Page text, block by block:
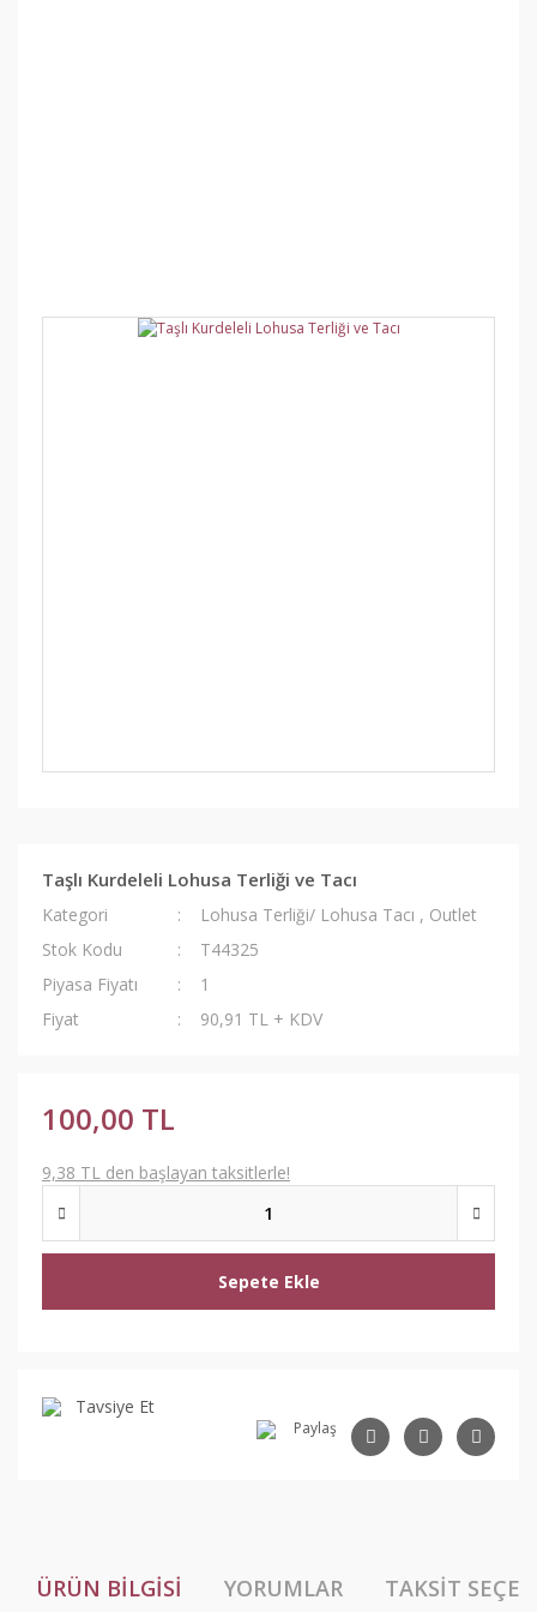
Taşlı Kurdeleli Lohusa Terliği ve Tacı
Kategori Lohusa Terliği/ Lohusa Tacı , Outlet
Stok Kodu
T44325
Piyasa Fiyatı
1
Fiyat
90,91 TL + KDV
100,00 TL
9,38 TL den başlayan taksitlerle!
Sepete Ekle
Tavsiye Et
Paylaş
ÜRÜN BILGISI YORUMLAR TAKSIT